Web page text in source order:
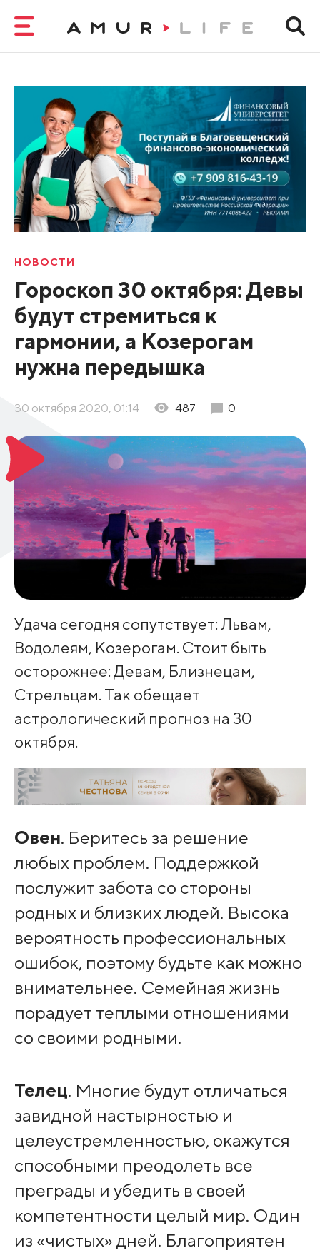
НОВОСТИ
Гороскоп 30 октября: Девы
будут стремиться к
гармонии, а Козерогам
нужна передышка
30 октября 2020, 01:14 487 0
Удача сегодня сопутствует: Львам,
Водолеям, Козерогам. Стоит быть
осторожнее: Девам, Близнецам,
Стрельцам. Так обещает
астрологический прогноз на 30
октября.
Овен. Беритесь за решение
любых проблем. Поддержкой
послужит забота со стороны
родных и близких людей. Высока
вероятность профессиональных
ошибок, поэтому будьте как можно
внимательнее. Семейная жизнь
порадует теплыми отношениями
со своими родными.
Телец. Многие будут отличаться
завидной настырностью и
целеустремленностью, окажутся
способными преодолеть все
преграды и убедить в своей
компетентности целый мир. Один
из «чистых» дней. Благоприятен